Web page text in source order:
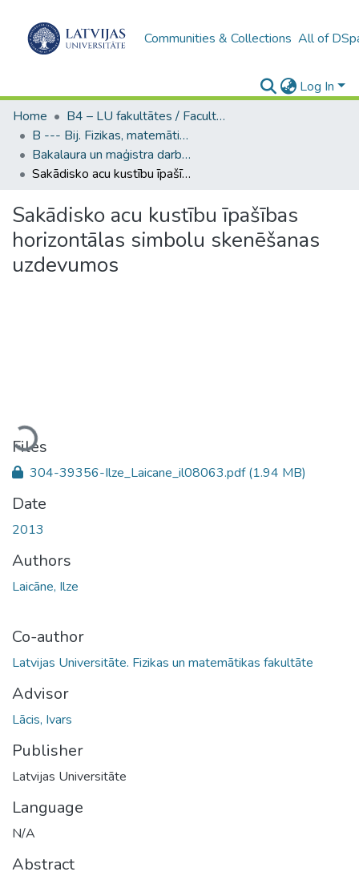
Communities & Collections All of
Log In
Home
B4 – LU fakultātes / Faculties of the UL
B --- Bij. Fizikas, matemātikas un optometrijas fakultātes studentu noslēguma darbi / Faculty of Physics, Mathematics and Optometry - Graduate works
Bakalaura un maģistra darbi (FMOF) / Bachelor's and Master's theses
Sakādisko acu kustību īpašības horizontālas simbolu skenēšanas uzdevumos
Sakādisko acu kustību īpašības
horizontālas simbolu skenēšanas
uzdevumos
Loading...
Files
304-39356-Ilze_Laicane_il08063.pdf(1.94 MB)
Date
2013
Authors
Laicāne, Ilze
Co-author
Latvijas Universitāte. Fizikas un matemātikas fakultāte
Advisor
Lācis, Ivars
Publisher
Latvijas Universitāte
Language
N/A
Abstract